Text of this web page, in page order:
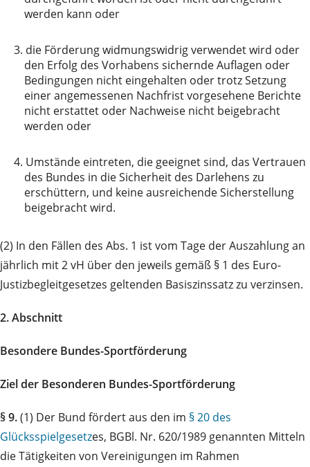
werden kann oder
3. die Förderung widmungswidrig verwendet wird oder
den Erfolg des Vorhabens sichernde Auflagen oder
Bedingungen nicht eingehalten oder trotz Setzung
einer angemessenen Nachfrist vorgesehene Berichte
nicht erstattet oder Nachweise nicht beigebracht
werden oder
4. Umstände eintreten, die geeignet sind, das Vertrauen
des Bundes in die Sicherheit des Darlehens zu
erschüttern, und keine ausreichende Sicherstellung
beigebracht wird.
(2) In den Fällen des Abs. 1 ist vom Tage der Auszahlung an
jährlich mit 2 vH über den jeweils gemäß § 1 des Euro-
Justizbegleitgesetzes geltenden Basiszinssatz zu verzinsen.
2. Abschnitt
Besondere Bundes-Sportförderung
Ziel der Besonderen Bundes-Sportförderung
§ 9.(1) Der Bund fördert aus den im § 20 des
Glücksspielgesetzes, BGBl. Nr. 620/1989 genannten Mitteln
die Tätigkeiten von Vereinigungen im Rahmen